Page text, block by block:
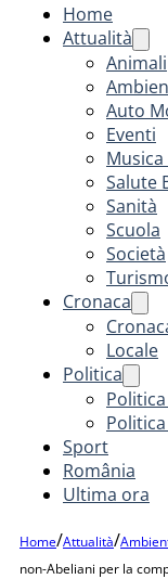
Home
Attualità
Animali
Auto
Eventi
Salute
Sanità
Scuola
Società
Cronaca
Locale
Politica
Sport
România
Ultima ora
Home/Attualità/
non-Abeliani per la